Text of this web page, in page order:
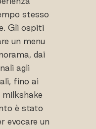
stesso
Gli ospiti
un menu
dai
agli
fino ai
milkshake
è stato
evocare un